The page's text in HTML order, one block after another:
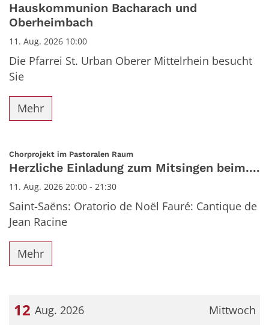
Hauskommunion Bacharach und
Oberheimbach
11. Aug. 2026 10:00
Die Pfarrei St. Urban Oberer Mittelrhein besucht
Sie
Mehr
Chorprojekt im Pastoralen Raum:
Herzliche Einladung zum Mitsingen beim....
11. Aug. 2026 20:00 - 21:30
Saint-Saëns: Oratorio de Noël Fauré: Cantique de
Jean Racine
Mehr
Mittwoch
12 Aug. 2026